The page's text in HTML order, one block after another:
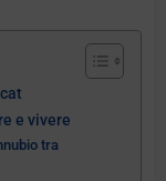
e vivere
tra